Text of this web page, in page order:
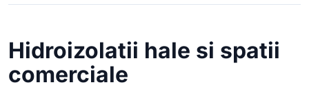
Hidroizolatii hale si spatii
comerciale